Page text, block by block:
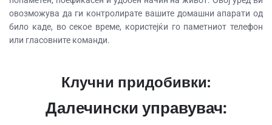
овозможува да ги контролирате вашите домашни апарати од
било каде, во секое време, користејќи го паметниот телефон
или гласовните команди.
Клучни придобивки:
Далечински управувач: